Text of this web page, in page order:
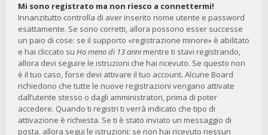
Mi sono registrato ma non riesco a connettermi!
Innanzitutto controlla di aver inserito nome utente e password
esattamente. Se sono corretti, allora possono esser successe
un paio di cose: se il supporto «registrazione minore» è abilitato
e hai cliccato su Ho meno di 13 annimentre ti stavi registrando,
allora devi seguire le istruzioni che hai ricevuto. Se questo non
è il tuo caso, forse devi attivare il tuo account. Alcune Board
richiedono che tutte le nuove registrazioni vengano attivate
dall’utente stesso o dagli amministratori, prima di poter
accedere. Quando ti registri ti verrà indicato che tipo di
attivazione è richiesta. Se ti è stato inviato un messaggio di
posta, allora segui le istruzioni; se non hai ricevuto nessun